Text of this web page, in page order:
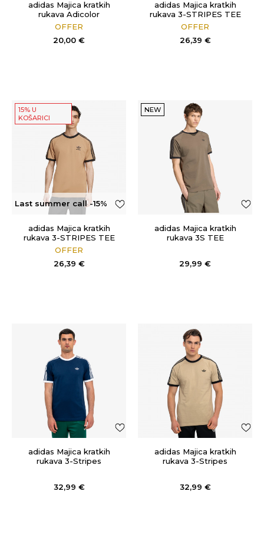
adidas Majica kratkih
rukava Adicolor
OFFER
20,00 €
adidas Majica kratkih
rukava 3-STRIPES TEE
OFFER
26,39 €
15% U
KOŠARICI
Last summer call -15%
OFFadidas Majica kratkih
rukava 3-STRIPES TEE
OFFER
26,39 €
NEW
adidas Majica kratkih
rukava 3S TEE
29,99 €
adidas Majica kratkih
rukava 3-Stripes
32,99 €
adidas Majica kratkih
rukava 3-Stripes
32,99 €